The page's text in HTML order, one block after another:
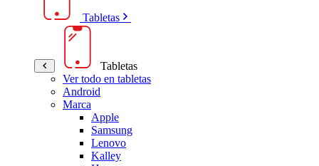
Tabletas
Tabletas
Ver todo en tabletas
Android
Marca
Apple
Samsung
Lenovo
Kalley